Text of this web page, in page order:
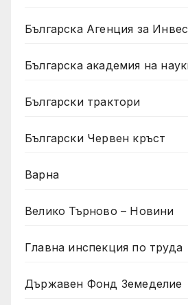
Българска Агенция за
Българска академия на
Български трактори
Български Червен кръст
Варна
Велико Търново – Новини
Главна инспекция по труда
Държавен Фонд Земеделие